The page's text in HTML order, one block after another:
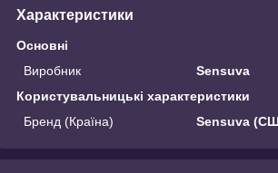
Характеристики
Основні
Виробник
Sensuva
Користувальницькі характеристики
Бренд (Країна)
Sensuva